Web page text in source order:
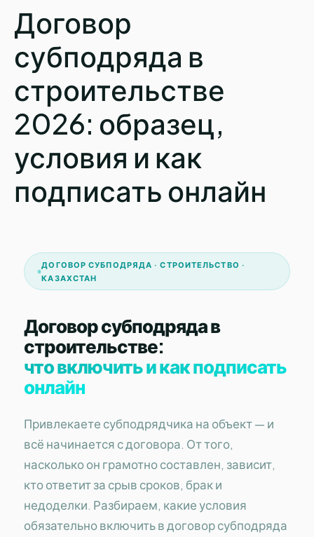
Договор
субподряда в
строительстве
2026: образец,
условия и как
подписать онлайн
ДОГОВОР СУБПОДРЯДА · СТРОИТЕЛЬСТВО ·
КАЗАХСТАН
Договор субподряда в
строительстве:
что включить и как подписать
онлайн
Привлекаете субподрядчика на объект — и
всё начинается с договора. От того,
насколько он грамотно составлен, зависит,
кто ответит за срыв сроков, брак и
недоделки. Разбираем, какие условия
обязательно включить в договор субподряда